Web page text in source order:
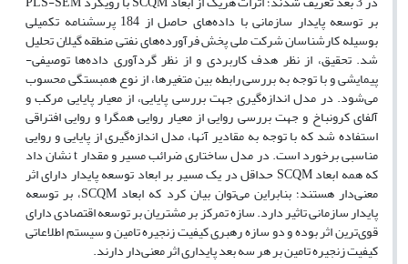
بر توسعه پایدار سازمانی با داده‌های حاصل از 184 پرسشنامه تکمیلی
بوسیله کارشناسان شرکت ملی پخش فرآورده‌های نفتی منطقه گیلان تحلیل
شد. تحقیق، از نظر هدف کاربردی و از نظر گردآوری داده‌ها توصیفی-
پیمایشی و با توجه به بررسی رابطه بین متغیرها، از نوع همبستگی محسوب
می‌شود. در مدل اندازه‌گیری جهت بررسی پایایی، از معیار پایایی مرکب و
آلفای کرونباخ و جهت بررسی روایی از معیار روایی همگرا و روایی افتراقی
استفاده شد که با توجه به مقادیر آنها، مدل اندازه‌گیری از پایایی و روایی
مناسبی برخورد است. در مدل ساختاری ضرائب مسیر و مقدار t نشان داد
که همه ابعاد SCQM حداقل در یک مسیر بر ابعاد توسعه پایدار دارای اثر
معنی‌دار هستند؛ بنابراین می‌توان بیان کرد که ابعاد SCQM، بر توسعه
پایدار سازمانی تاثیر دارد. سازه تمرکز بر مشتریان بر توسعه اقتصادی دارای
قوی‌ترین اثر بوده و دو سازه رهبری کیفیت زنجیره تامین و سیستم اطلاعاتی
کیفیت زنجیره تامین بر هر سه بعد پایداری اثر معنی‌دار دارند.